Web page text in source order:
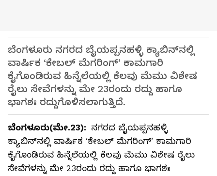
ಬೆಂಗಳೂರು ನಗರದ ಬೈಯಪ್ಪನಹಳ್ಳಿ ಕ್ಯಾಬಿನ್‌ನಲ್ಲಿ
ವಾರ್ಷಿಕ ‘ಕೇಬಲ್ ಮೆಗರಿಂಗ್’ ಕಾಮಗಾರಿ
ಕೈಗೊಂಡಿರುವ ಹಿನ್ನೆಲೆಯಲ್ಲಿ ಕೆಲವು ಮೆಮು ವಿಶೇಷ
ರೈಲು ಸೇವೆಗಳನ್ನು ಮೇ 23ರಂದು ರದ್ದು ಹಾಗೂ
ಭಾಗಶಃ ರದ್ದುಗೊಳಿಸಲಾಗುತ್ತಿದೆ.
ಬೆಂಗಳೂರು(ಮೇ.23): ನಗರದ ಬೈಯಪ್ಪನಹಳ್ಳಿ
ಕ್ಯಾಬಿನ್‌ನಲ್ಲಿ ವಾರ್ಷಿಕ ‘ಕೇಬಲ್ ಮೆಗರಿಂಗ್’ ಕಾಮಗಾರಿ
ಕೈಗೊಂಡಿರುವ ಹಿನ್ನೆಲೆಯಲ್ಲಿ ಕೆಲವು ಮೆಮು ವಿಶೇಷ ರೈಲು
ಸೇವೆಗಳನ್ನು ಮೇ 23ರಂದು ರದ್ದು ಹಾಗೂ ಭಾಗಶಃ